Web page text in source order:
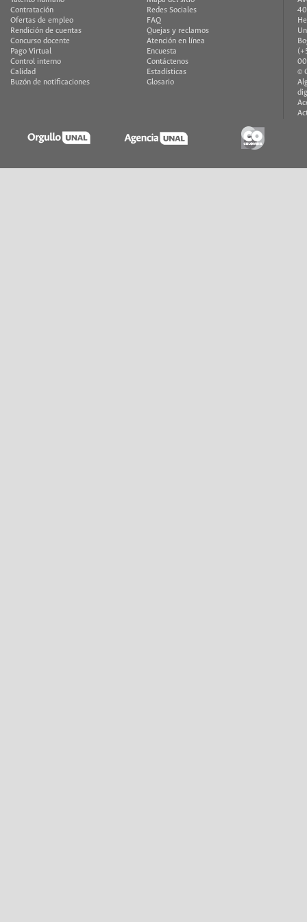
Contratación
Ofertas de empleo
Rendición de cuentas
Concurso docente
Pago Virtual
Control interno
Calidad
Buzón de notificaciones
Redes Sociales
FAQ
Quejas y reclamos
Atención en línea
Encuesta
Contáctenos
Estadísticas
Glosario
©